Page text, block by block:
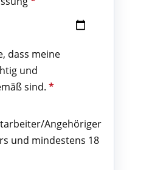
dass meine
und
sind. *
Angehöriger
und mindestens 18